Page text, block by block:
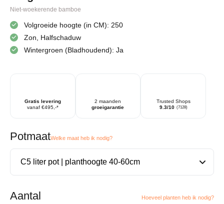
klantbeoordeling
Niet-woekerende bamboe
Volgroeide hoogte (in CM): 250
Zon, Halfschaduw
Wintergroen (Bladhoudend): Ja
Gratis levering
vanaf €495,-*
2 maanden
groeigarantie
Trusted Shops
9.3/10 (7128)
PotmaatWelke maat heb ik nodig?
Aantal Hoeveel planten heb ik nodig?